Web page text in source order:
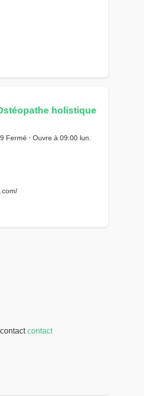
holistique
Fermé ⋅ Ouvre à 09:00 lun.
contact